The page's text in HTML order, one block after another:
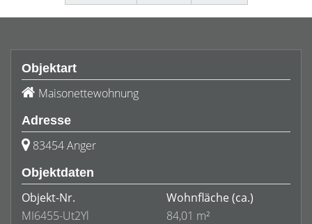
Objektart
Maisonettewohnung
Adresse
83454 Anger
Objektdaten
Objekt-Nr.
MI6455-Ut2Yl
Wohnfläche (ca.)
84,01 m²